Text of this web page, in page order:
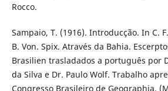
Rocco.
Sampaio, T. (1916). Introducção. In C.
B. Von. Spix. Através da Bahia.
Brasilien trasladados a português por
da Silva e Dr. Paulo Wolf. Trabalho
Congresso Brasileiro de Geographia.